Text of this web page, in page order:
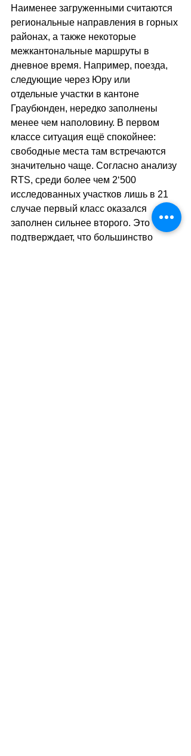
Наименее загруженными считаются
региональные направления в горных
районах, а также некоторые
межкантональные маршруты в
дневное время. Например, поезда,
следующие через Юру или
отдельные участки в кантоне
Граубюнден, нередко заполнены
менее чем наполовину. В первом
классе ситуация ещё спокойнее:
свободные места там встречаются
значительно чаще. Согласно анализу
RTS, среди более чем 2‘500
исследованных участков лишь в 21
случае первый класс оказался
заполнен сильнее второго. Это
подтверждает, что большинство